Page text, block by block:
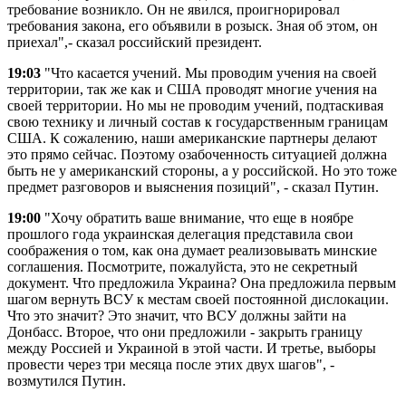
требование возникло. Он не явился, проигнорировал
требования закона, его объявили в розыск. Зная об этом, он
приехал",- сказал российский президент.
19:03 "Что касается учений. Мы проводим учения на своей
территории, так же как и США проводят многие учения на
своей территории. Но мы не проводим учений, подтаскивая
свою технику и личный состав к государственным границам
США. К сожалению, наши американские партнеры делают
это прямо сейчас. Поэтому озабоченность ситуацией должна
быть не у американский стороны, а у российской. Но это тоже
предмет разговоров и выяснения позиций", - сказал Путин.
19:00 "Хочу обратить ваше внимание, что еще в ноябре
прошлого года украинская делегация представила свои
соображения о том, как она думает реализовывать минские
соглашения. Посмотрите, пожалуйста, это не секретный
документ. Что предложила Украина? Она предложила первым
шагом вернуть ВСУ к местам своей постоянной дислокации.
Что это значит? Это значит, что ВСУ должны зайти на
Донбасс. Второе, что они предложили - закрыть границу
между Россией и Украиной в этой части. И третье, выборы
провести через три месяца после этих двух шагов", -
возмутился Путин.